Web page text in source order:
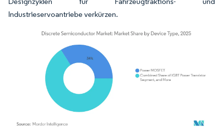
Industrieservoantriebe verkürzen.